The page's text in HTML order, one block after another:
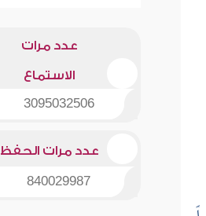
عدد مرات
الاستماع
3095032506
عدد مرات الحفظ
840029987